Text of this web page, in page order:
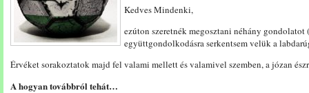
Kedves Mindenki,
ezúton szeretnék megosztani néhány
együttgondolkodásra serkentsem velük a
Érvéket sorakoztatok majd fel valami mellett és valamivel szemben, a józan
A hogyan továbbról tehát…